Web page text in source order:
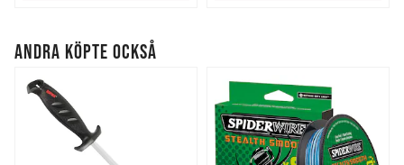
ANDRA KÖPTE OCKSÅ